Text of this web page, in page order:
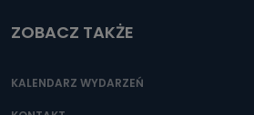
ZOBACZ TAKŻE
KALENDARZ WYDARZEŃ